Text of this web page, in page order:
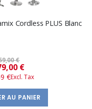
Cordless PLUS Blanc
€
Prix
spécial
€
€
AU PANIER